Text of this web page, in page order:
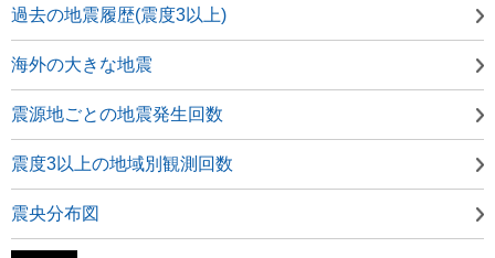
過去の地震履歴(震度3以上)
海外の大きな地震
震源地ごとの地震発生回数
震度3以上の地域別観測回数
震央分布図